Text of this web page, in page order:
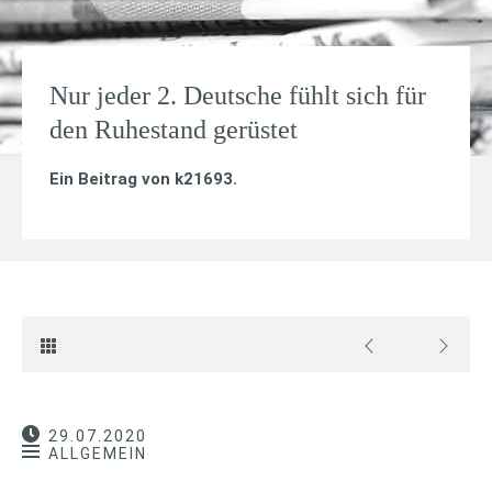
Nur jeder 2. Deutsche fühlt sich für
den Ruhestand gerüstet
Ein Beitrag von k21693.
29.07.2020
ALLGEMEIN